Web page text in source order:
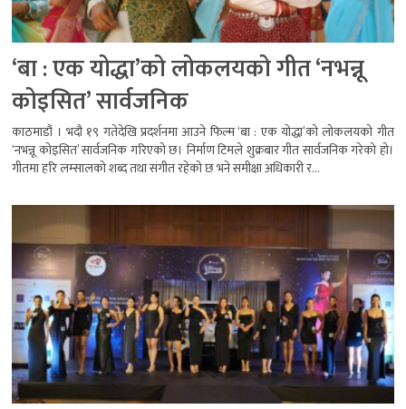
‘बा : एक योद्धा’को लोकलयको गीत ‘नभन्नू
कोइसित’ सार्वजनिक
काठमाडौं । भदौ १९ गतेदेखि प्रदर्शनमा आउने फिल्म ‘बा : एक योद्धा’को लोकलयको गीत
‘नभन्नू कोइसित’ सार्वजनिक गरिएको छ। निर्माण टिमले शुक्रबार गीत सार्वजनिक गरेको हो।
गीतमा हरि लम्सालको शब्द तथा संगीत रहेको छ भने समीक्षा अधिकारी र...